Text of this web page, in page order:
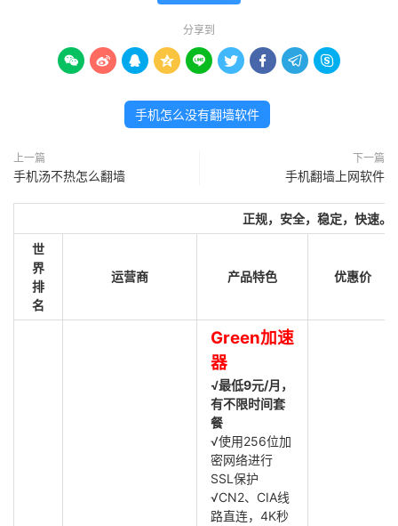
分享到
        
手机怎么没有翻墙软件
上一篇
手机汤不热怎么翻墙
下一篇
手机翻墙上网软件
正规，安全，稳定，快速。
世
界
排
名
运营商 产品特色 优惠价
Green加速
器
√最低9元/月，
有不限时间套
餐
√使用256位加
密网络进行
SSL保护
√CN2、CIA线
路直连，4K秒